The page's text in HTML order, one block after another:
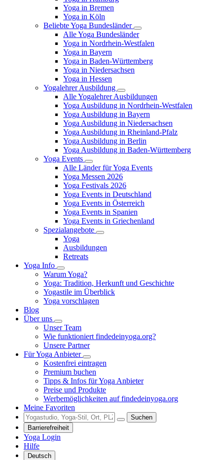
Yoga in Bremen
Yoga in Köln
Beliebte Yoga Bundesländer
Alle Yoga Bundesländer
Yoga in Nordrhein-Westfalen
Yoga in Bayern
Yoga in Baden-Württemberg
Yoga in Niedersachsen
Yoga in Hessen
Yogalehrer Ausbildung
Alle Yogalehrer Ausbildungen
Yoga Ausbildung in Nordrhein-Westfalen
Yoga Ausbildung in Bayern
Yoga Ausbildung in Niedersachsen
Yoga Ausbildung in Rheinland-Pfalz
Yoga Ausbildung in Berlin
Yoga Ausbildung in Baden-Württemberg
Yoga Events
Alle Länder für Yoga Events
Yoga Messen 2026
Yoga Festivals 2026
Yoga Events in Deutschland
Yoga Events in Österreich
Yoga Events in Spanien
Yoga Events in Griechenland
Spezialangebote
Yoga
Ausbildungen
Retreats
Yoga Info
Warum Yoga?
Yoga: Tradition, Herkunft und Geschichte
Yogastile im Überblick
Yoga vorschlagen
Blog
Über uns
Unser Team
Wie funktioniert findedeinyoga.org?
Unsere Partner
Für Yoga Anbieter
Kostenfrei eintragen
Premium buchen
Tipps & Infos für Yoga Anbieter
Preise und Produkte
Werbemöglichkeiten auf findedeinyoga.org
Meine Favoriten
Suchen
Barrierefreiheit
Yoga Login
Hilfe
Deutsch